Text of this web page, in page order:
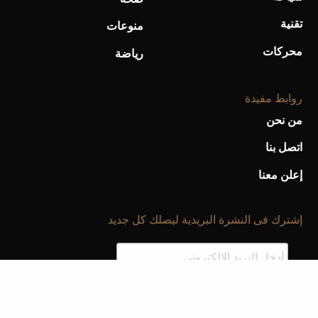
تقنية
محركات
منوعات
رياضة
روابط مفيدة
من نحن
اتصل بنا
إعلن معنا
إشترك فى النشرة البريدية ليصلك كل جديد